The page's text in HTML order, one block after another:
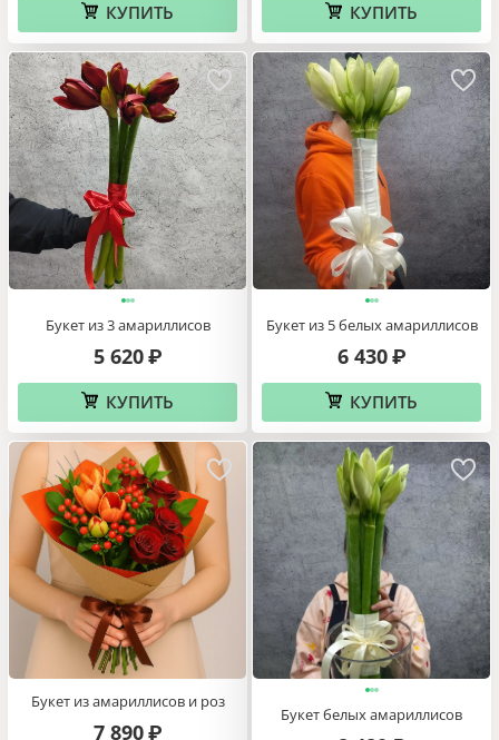
КУПИТЬ КУПИТЬ
Букет из 3 амариллисов
5 620 ₽
КУПИТЬ
Букет из 5 белых амариллисов
6 430 ₽
КУПИТЬ
Букет из амариллисов и роз
7 890 ₽
Букет белых амариллисов